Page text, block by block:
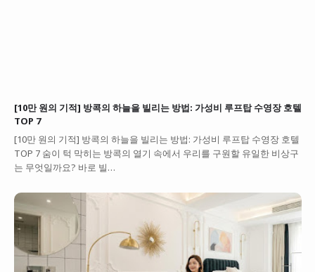
[10만 원의 기적] 방콕의 하늘을 빌리는 방법: 가성비 루프탑 수영장 호텔
TOP 7
[10만 원의 기적] 방콕의 하늘을 빌리는 방법: 가성비 루프탑 수영장 호텔
TOP 7 숨이 턱 막히는 방콕의 열기 속에서 우리를 구원할 유일한 비상구
는 무엇일까요? 바로 빌…